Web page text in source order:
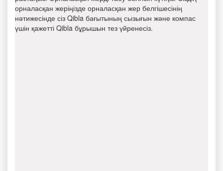
орналасқан жеріңізде орналасқан жер белгішесінің
нәтижесінде сіз Qibla бағытының сызығын және компас
үшін қажетті Qibla бұрышын тез үйренесіз.